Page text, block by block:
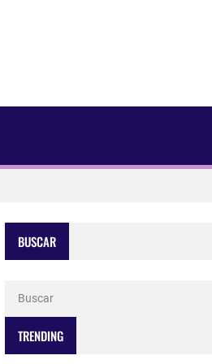
BUSCAR
TRENDING